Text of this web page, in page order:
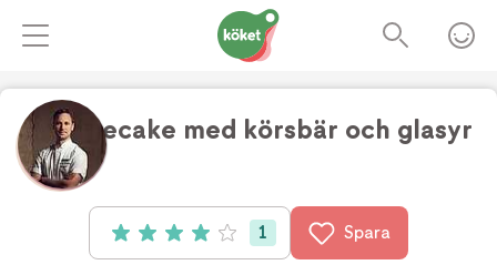
Cheesecake med körsbär och glasyr
Betyg: 4 av 5 (1 röster)
1 Spara